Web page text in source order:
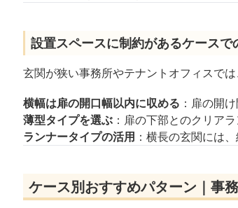
設置スペースに制約があるケースで
玄関が狭い事務所やテナントオフィスで
横幅は扉の開口幅以内に収める ：扉の開
薄型タイプを選ぶ ：扉の下部とのクリア
ランナータイプの活用 ：横長の玄関には
ケース別おすすめパターン｜事